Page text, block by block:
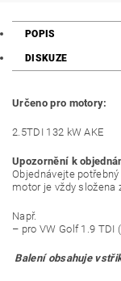
POPIS
DISKUZE
Určeno pro motory:
2.5TDI 132 kW AKE
Upozornění k
Objednávejte
motor je vždy složena
Např.
– pro VW Golf 1.9 TDI
Balení obsahuje